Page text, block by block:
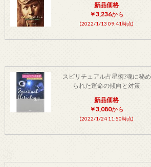
新品価格
￥3,236から
(2022/1/13 09:41時点)
スピリチュアル占星術?魂に秘め
られた運命の傾向と対策
新品価格
￥3,080から
(2022/1/24 11:50時点)